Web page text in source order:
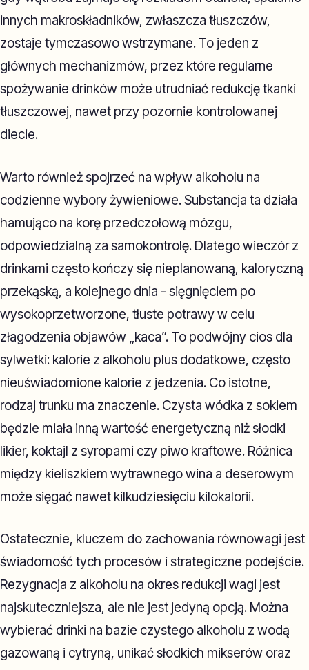
innych makroskładników, zwłaszcza tłuszczów,
zostaje tymczasowo wstrzymane. To jeden z
głównych mechanizmów, przez które regularne
spożywanie drinków może utrudniać redukcję tkanki
tłuszczowej, nawet przy pozornie kontrolowanej
diecie.
Warto również spojrzeć na wpływ alkoholu na
codzienne wybory żywieniowe. Substancja ta działa
hamująco na korę przedczołową mózgu,
odpowiedzialną za samokontrolę. Dlatego wieczór z
drinkami często kończy się nieplanowaną, kaloryczną
przekąską, a kolejnego dnia - sięgnięciem po
wysokoprzetworzone, tłuste potrawy w celu
złagodzenia objawów „kaca”. To podwójny cios dla
sylwetki: kalorie z alkoholu plus dodatkowe, często
nieuświadomione kalorie z jedzenia. Co istotne,
rodzaj trunku ma znaczenie. Czysta wódka z sokiem
będzie miała inną wartość energetyczną niż słodki
likier, koktajl z syropami czy piwo kraftowe. Różnica
między kieliszkiem wytrawnego wina a deserowym
może sięgać nawet kilkudziesięciu kilokalorii.
Ostatecznie, kluczem do zachowania równowagi jest
świadomość tych procesów i strategiczne podejście.
Rezygnacja z alkoholu na okres redukcji wagi jest
najskuteczniejsza, ale nie jest jedyną opcją. Można
wybierać drinki na bazie czystego alkoholu z wodą
gazowaną i cytryną, unikać słodkich mikserów oraz